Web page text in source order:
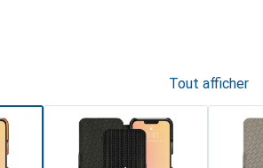
Tout afficher